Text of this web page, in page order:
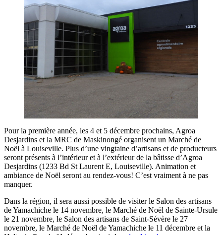
Pour la première année, les 4 et 5 décembre prochains, Agroa
Desjardins et la MRC de Maskinongé organisent un Marché de
Noël à Louiseville. Plus d’une vingtaine d’artisans et de producteurs
seront présents à l’intérieur et à l’extérieur de la bâtisse d’Agroa
Desjardins (1233 Bd St Laurent E, Louiseville). Animation et
ambiance de Noël seront au rendez-vous! C’est vraiment à ne pas
manquer.
Dans la région, il sera aussi possible de visiter le Salon des artisans
de Yamachiche le 14 novembre, le Marché de Noël de Sainte-Ursule
le 21 novembre, le Salon des artisans de Saint-Sévère le 27
novembre, le Marché de Noël de Yamachiche le 11 décembre et la